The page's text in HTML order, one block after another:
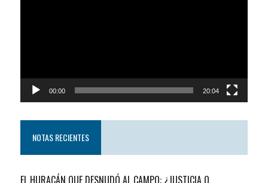
00:00 20:04
NOTAS RECIENTES
EL HURACÁN QUE DESNUDÓ AL CAMPO: ¿JUSTICIA O